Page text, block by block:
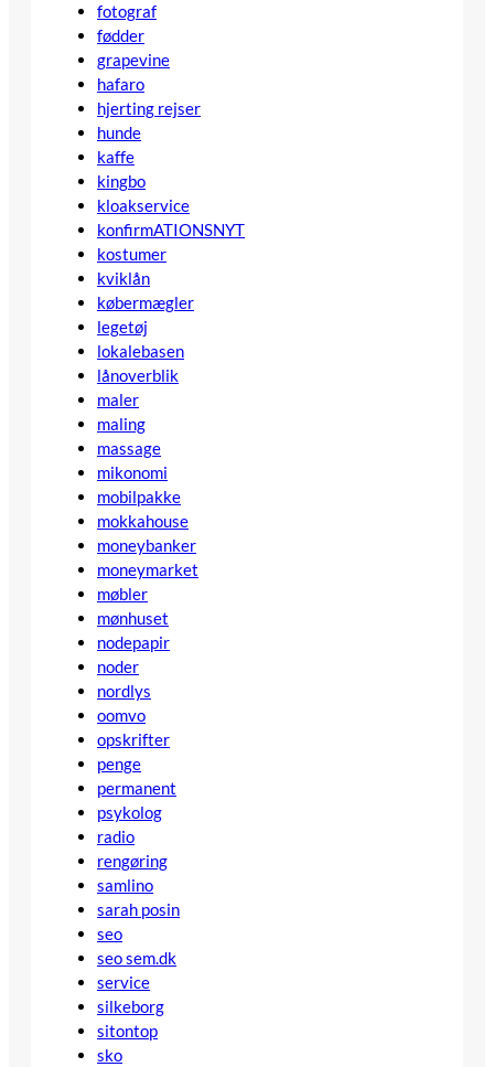
fotograf
fødder
grapevine
hafaro
hjerting rejser
hunde
kaffe
kingbo
kloakservice
konfirmATIONSNYT
kostumer
kviklån
købermægler
legetøj
lokalebasen
lånoverblik
maler
maling
massage
mikonomi
mobilpakke
mokkahouse
moneybanker
moneymarket
møbler
mønhuset
nodepapir
noder
nordlys
oomvo
opskrifter
penge
permanent
psykolog
radio
rengøring
samlino
sarah posin
seo
seo sem.dk
service
silkeborg
sitontop
sko